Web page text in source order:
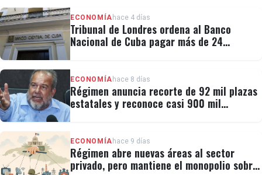
ECONOMÍA hace 4 días
Tribunal de Londres ordena al Banco
Nacional de Cuba pagar más de 24
ECONOMÍA hace 8 días
Régimen anuncia recorte de 92 mil plazas
estatales y reconoce casi 900 mil
ECONOMÍA hace 9 días
Régimen abre nuevas áreas al sector
privado, pero mantiene el monopolio sobre